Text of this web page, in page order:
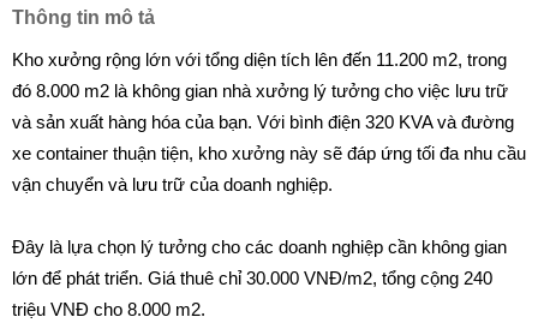
Thông tin mô tả
Kho xưởng rộng lớn với tổng diện tích lên đến 11.200 m2, trong
đó 8.000 m2 là không gian nhà xưởng lý tưởng cho việc lưu trữ
và sản xuất hàng hóa của bạn. Với bình điện 320 KVA và đường
xe container thuận tiện, kho xưởng này sẽ đáp ứng tối đa nhu cầu
vận chuyển và lưu trữ của doanh nghiệp.
Đây là lựa chọn lý tưởng cho các doanh nghiệp cần không gian
lớn để phát triển. Giá thuê chỉ 30.000 VNĐ/m2, tổng cộng 240
triệu VNĐ cho 8.000 m2.